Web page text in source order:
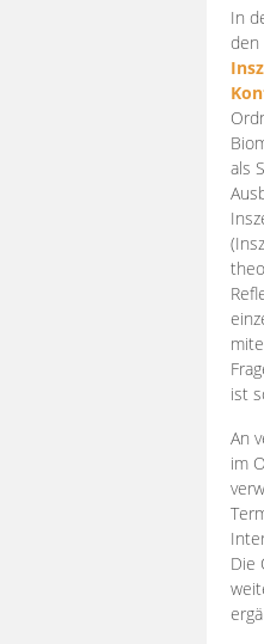
In
den
als
ist
An
im
Die